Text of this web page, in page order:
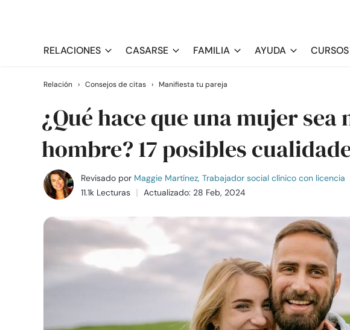
RELACIONES CASARSE FAMILIA AYUDA CURSOS
Relación › Consejos de citas › Manifiesta tu pareja
¿Qué hace que una mujer
hombre? 17 posibles
Revisado por Maggie Martínez, Trabajador social clínico con licencia
11.1k Lecturas
Actualizado: 28 Feb, 2024